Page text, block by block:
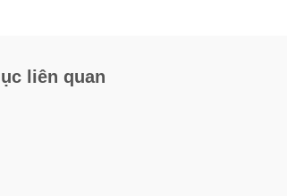
hương thoát ra ít hay nhiều.
xe hơi và diệt khuẩn.
giày dép, thức ăn, rác, khói bụi, hôi
liên quan